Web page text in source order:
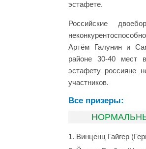
эстафете.
Российские
Артём Галунин и
районе 30-40 мест
эстафету россияне
участников.
Все призеры:
Винценц Гайгер